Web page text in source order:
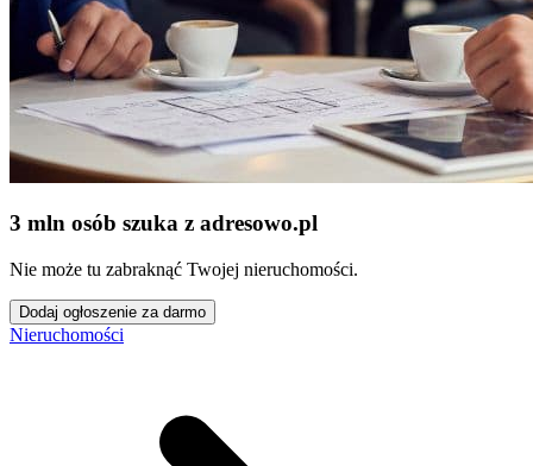
3 mln osób szuka z adresowo.pl
Nie może tu zabraknąć Twojej nieruchomości.
Dodaj ogłoszenie za darmo
Nieruchomości